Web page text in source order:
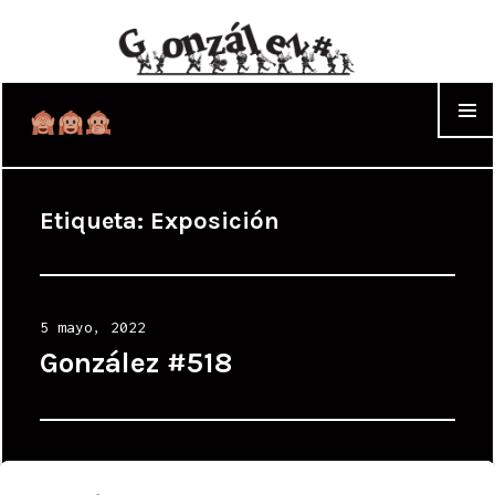
Etiqueta: Exposición
Posted
on
5 mayo, 2022
González #518